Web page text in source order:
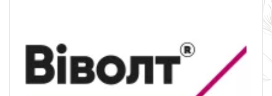
КОНТАКТИ
ЗВОРОТНИЙ ЗВ'ЯЗОК